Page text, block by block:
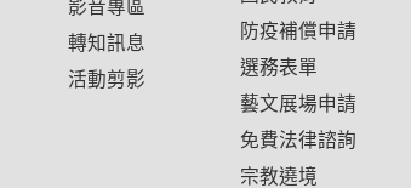
影音專區
轉知訊息
活動剪影
防疫補償申請
選務表單
藝文展場申請
免費法律諮詢
宗教遶境